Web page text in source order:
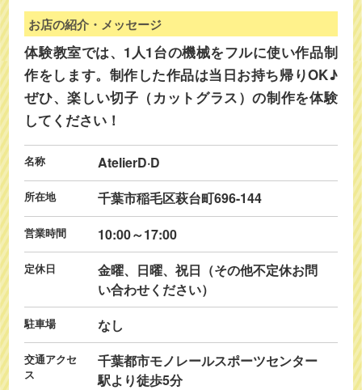
お店の紹介・メッセージ
体験教室では、1人1台の機械をフルに使い作品制
作をします。制作した作品は当日お持ち帰りOK♪
ぜひ、楽しい切子（カットグラス）の制作を体験
してください！
名称 AtelierD·D
所在地 千葉市稲毛区萩台町696-144
営業時間 10:00～17:00
定休日
金曜、日曜、祝日（その他不定休お問
い合わせください）
駐車場 なし
交通アクセ
ス
千葉都市モノレールスポーツセンター
駅より徒歩5分